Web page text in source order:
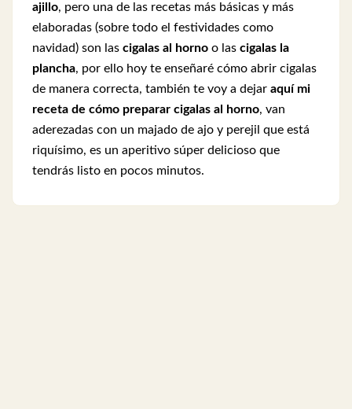
ajillo, pero una de las recetas más básicas y más
elaboradas (sobre todo el festividades como
navidad) son las cigalas al horno o las cigalas la
plancha, por ello hoy te enseñaré cómo abrir cigalas
de manera correcta, también te voy a dejar aquí mi
receta de cómo preparar cigalas al horno, van
aderezadas con un majado de ajo y perejil que está
riquísimo, es un aperitivo súper delicioso que
tendrás listo en pocos minutos.